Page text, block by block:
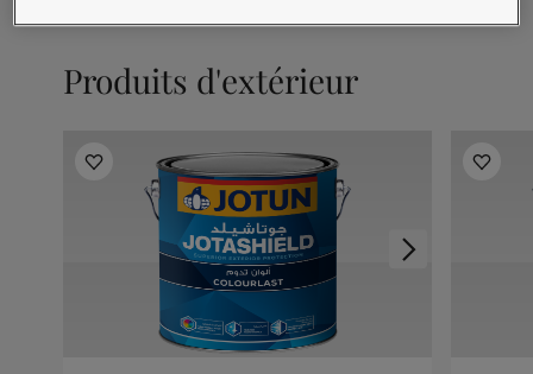
Our Services
Nous contacter
Espaces Inspirés - la dernière palette de couleurs Jotun
Site Web d'entreprise
Revêtement performant
Produits d'extérieur